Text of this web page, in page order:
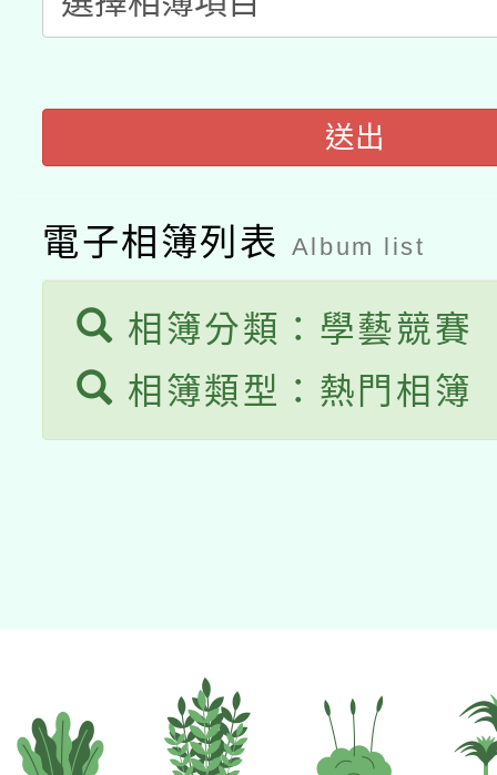
業技術研究院辦理「
115年8月22日(星期六
開 智慧啟航」
「2026桃園藝術巡演
送出
電子相簿列表 Album list
相簿分類：學藝競賽
相簿類型：熱門相簿